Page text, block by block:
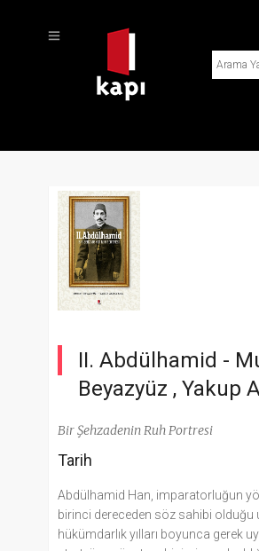
II. Abdülhamid -
Beyazyüz , Yakup
Bir Şehzadenin Ruh Portresi
Tarih
Abdülhamid Han, imparatorluğun
birinci dereceden söz sahibi olduğu
hükümdarlık yılları boyunca gerek